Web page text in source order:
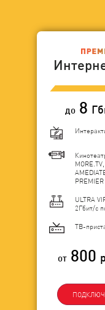
до 8
MORE.TV,
PREMIER
ULTRA
2Гбит/c
ТВ-
от 800